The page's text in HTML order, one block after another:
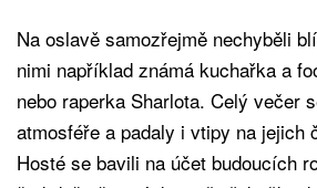
Na oslavě samozřejmě nechyběli
nimi například známá kuchařka a
nebo raperka Sharlota. Celý večer
atmosféře a padaly i vtipy na jejich
Hosté se bavili na účet budoucích